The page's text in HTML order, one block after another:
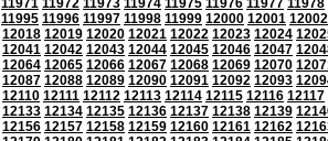
11971 11972 11973 11974 11975 11976 11977 11978
11995 11996 11997 11998 11999 12000 12001 12002
12018 12019 12020 12021 12022 12023 12024
12041 12042 12043 12044 12045 12046 12047
12064 12065 12066 12067 12068 12069 12070
12087 12088 12089 12090 12091 12092 12093
12110 12111 12112 12113 12114 12115 12116 12117
12133 12134 12135 12136 12137 12138 12139
12156 12157 12158 12159 12160 12161 12162